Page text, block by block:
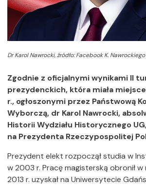
Dr Karol Nawrocki, źródło: Facebook K. Nawrockiego
Zgodnie z oficjalnymi wynikami II
prezydenckich, która miała
r., ogłoszonymi przez Państwową
Wyborczą, dr Karol Nawrocki,
Historii Wydziału Historycznego
na Prezydenta Rzeczypospolitej
Prezydent elekt rozpoczął studia w
w 2003 r. Pracę magisterską obronił
2013 r. uzyskał na Uniwersytecie